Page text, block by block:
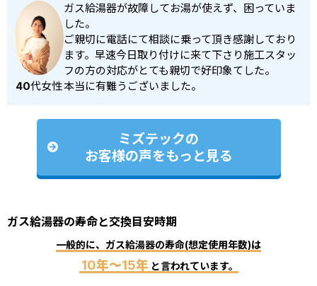
40代女性
ガス給湯器が故障してお湯が使えず、困っていま
した。
ご親切に電話にて相談に乗って頂き感謝しており
ます。早速今日取り付けに来て下さり施工スタッ
フの方の対応がとても親切で好印象てした。
本当に有難うございました。
ミズテックの
お客様の声をもっと見る
ガス給湯器の寿命と交換目安時期
一般的に、ガス給湯器の寿命(想定使用年数)は
10年～15年 と言われています。